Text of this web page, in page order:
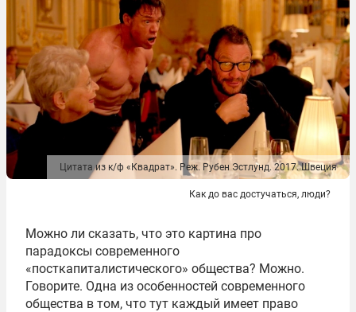
Цитата из к/ф «Квадрат». Реж. Рубен Эстлунд. 2017. Швеция
Как до вас достучаться, люди?
Можно ли сказать, что это картина про
парадоксы современного
«посткапиталистического» общества? Можно.
Говорите. Одна из особенностей современного
общества в том, что тут каждый имеет право